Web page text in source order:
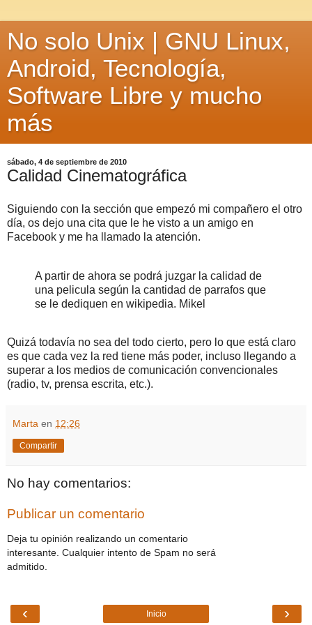
No solo Unix | GNU Linux,
Android, Tecnología,
Software Libre y mucho
más
sábado, 4 de septiembre de 2010
Calidad Cinematográfica
Siguiendo con la sección que empezó mi compañero el otro
día, os dejo una cita que le he visto a un amigo en
Facebook y me ha llamado la atención.
A partir de ahora se podrá juzgar la calidad de
una pelicula según la cantidad de parrafos que
se le dediquen en wikipedia. Mikel
Quizá todavía no sea del todo cierto, pero lo que está claro
es que cada vez la red tiene más poder, incluso llegando a
superar a los medios de comunicación convencionales
(radio, tv, prensa escrita, etc.).
Marta en 12:26
Compartir
No hay comentarios:
Publicar un comentario
Deja tu opinión realizando un comentario
interesante. Cualquier intento de Spam no será
admitido.
‹ ›
Inicio